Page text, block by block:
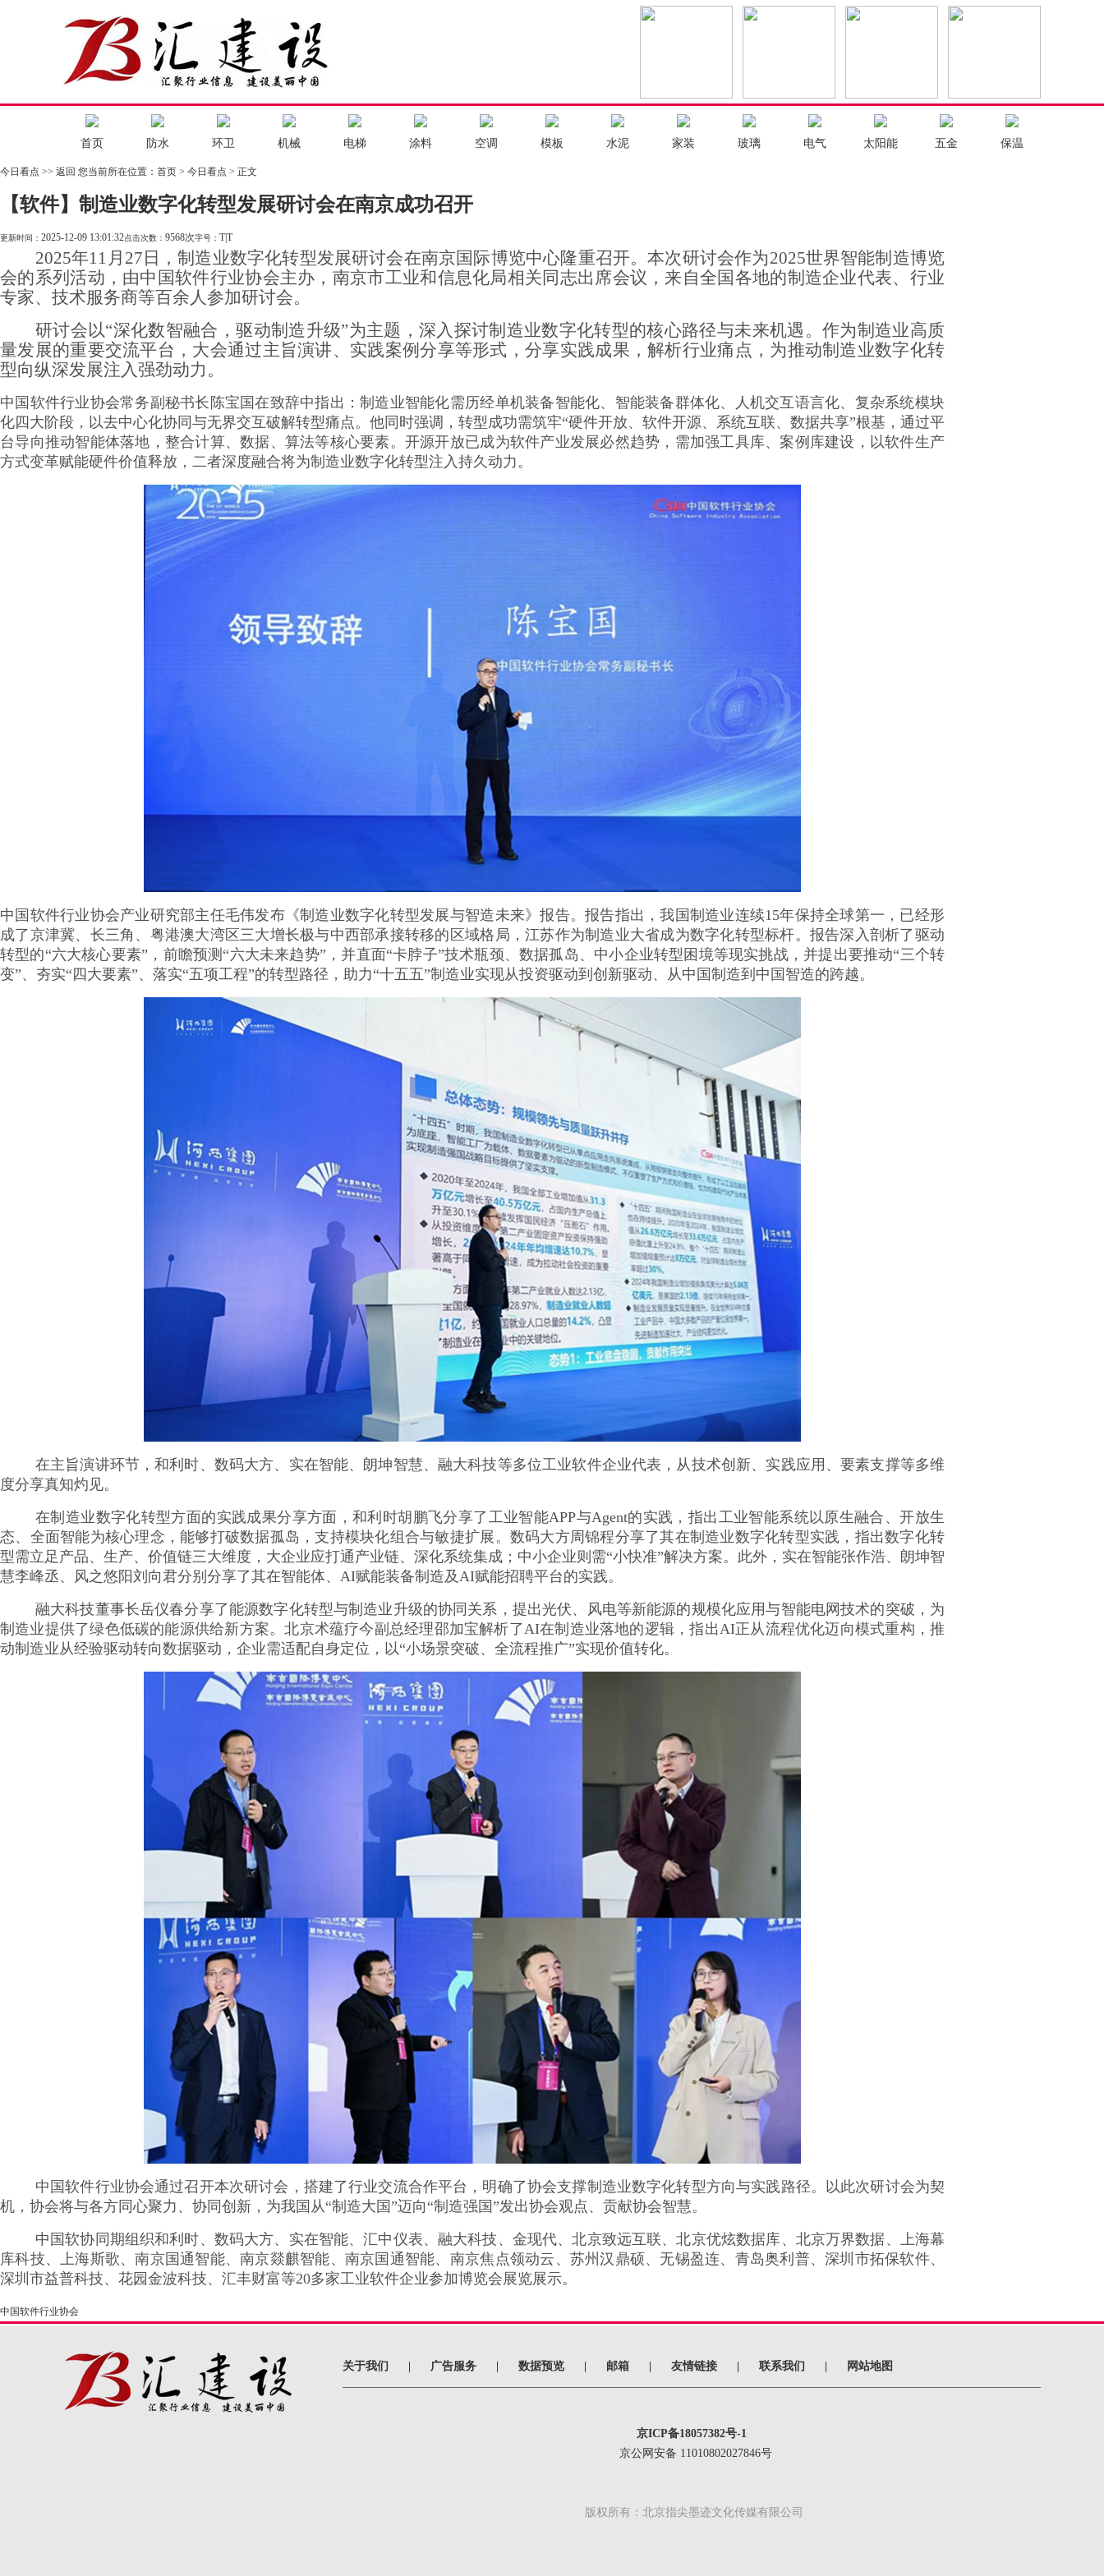
首页 防水 环卫 机械 电梯 涂料 空调 模板 水泥 家装 玻璃 电气 太阳能 五金 保温
今日看点 >> 返回 您当前所在位置： 首页 > 今日看点 > 正文
【软件】制造业数字化转型发展研讨会在南京成功召开
更新时间： 2025-12-09 13:01:32点击次数： 9568次字号： T|T
2025年11月27日，制造业数字化转型发展研讨会在南京国际博览中心隆重召开。本次研讨会作为2025世界智能制造博览
会的系列活动，由中国软件行业协会主办，南京市工业和信息化局相关同志出席会议，来自全国各地的制造企业代表、行业
专家、技术服务商等百余人参加研讨会。
研讨会以“深化数智融合，驱动制造升级”为主题，深入探讨制造业数字化转型的核心路径与未来机遇。作为制造业高质
量发展的重要交流平台，大会通过主旨演讲、实践案例分享等形式，分享实践成果，解析行业痛点，为推动制造业数字化转
型向纵深发展注入强劲动力。
中国软件行业协会常务副秘书长陈宝国在致辞中指出：制造业智能化需历经单机装备智能化、智能装备群体化、人机交互语言化、复杂系统模块
化四大阶段，以去中心化协同与无界交互破解转型痛点。他同时强调，转型成功需筑牢“硬件开放、软件开源、系统互联、数据共享”根基，通过平
台导向推动智能体落地，整合计算、数据、算法等核心要素。开源开放已成为软件产业发展必然趋势，需加强工具库、案例库建设，以软件生产
方式变革赋能硬件价值释放，二者深度融合将为制造业数字化转型注入持久动力。
中国软件行业协会产业研究部主任毛伟发布《制造业数字化转型发展与智造未来》报告。报告指出，我国制造业连续15年保持全球第一，已经形
成了京津冀、长三角、粤港澳大湾区三大增长极与中西部承接转移的区域格局，江苏作为制造业大省成为数字化转型标杆。报告深入剖析了驱动
转型的“六大核心要素”，前瞻预测“六大未来趋势”，并直面“卡脖子”技术瓶颈、数据孤岛、中小企业转型困境等现实挑战，并提出要推动“三个转
变”、夯实“四大要素”、落实“五项工程”的转型路径，助力“十五五”制造业实现从投资驱动到创新驱动、从中国制造到中国智造的跨越。
在主旨演讲环节，和利时、数码大方、实在智能、朗坤智慧、融大科技等多位工业软件企业代表，从技术创新、实践应用、要素支撑等多维
度分享真知灼见。
在制造业数字化转型方面的实践成果分享方面，和利时胡鹏飞分享了工业智能APP与Agent的实践，指出工业智能系统以原生融合、开放生
态、全面智能为核心理念，能够打破数据孤岛，支持模块化组合与敏捷扩展。数码大方周锦程分享了其在制造业数字化转型实践，指出数字化转
型需立足产品、生产、价值链三大维度，大企业应打通产业链、深化系统集成；中小企业则需“小快准”解决方案。此外，实在智能张作浩、朗坤智
慧李峰丞、风之悠阳刘向君分别分享了其在智能体、AI赋能装备制造及AI赋能招聘平台的实践。
融大科技董事长岳仪春分享了能源数字化转型与制造业升级的协同关系，提出光伏、风电等新能源的规模化应用与智能电网技术的突破，为
制造业提供了绿色低碳的能源供给新方案。北京术蕴疗今副总经理邵加宝解析了AI在制造业落地的逻辑，指出AI正从流程优化迈向模式重构，推
动制造业从经验驱动转向数据驱动，企业需适配自身定位，以“小场景突破、全流程推广”实现价值转化。
中国软件行业协会通过召开本次研讨会，搭建了行业交流合作平台，明确了协会支撑制造业数字化转型方向与实践路径。以此次研讨会为契
机，协会将与各方同心聚力、协同创新，为我国从“制造大国”迈向“制造强国”发出协会观点、贡献协会智慧。
中国软协同期组织和利时、数码大方、实在智能、汇中仪表、融大科技、金现代、北京致远互联、北京优炫数据库、北京万界数据、上海幕
库科技、上海斯歌、南京国通智能、南京燚麒智能、南京国通智能、南京焦点领动云、苏州汉鼎硕、无锡盈连、青岛奥利普、深圳市拓保软件、
深圳市益普科技、花园金波科技、汇丰财富等20多家工业软件企业参加博览会展览展示。
中国软件行业协会
关于我们 广告服务 数据预览 邮箱 友情链接 联系我们 网站地图
京ICP备18057382号-1
京公网安备 11010802027846号
版权所有：北京指尖墨迹文化传媒有限公司